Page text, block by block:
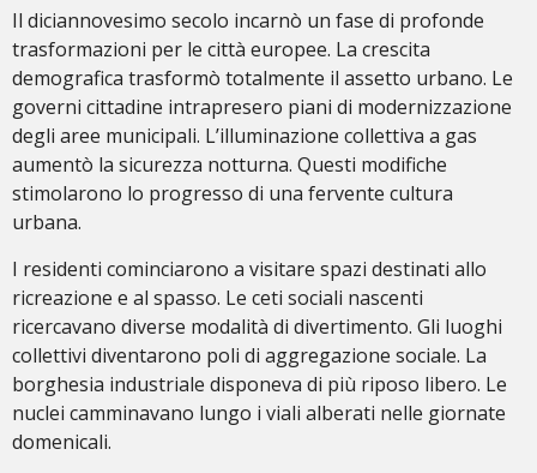
Il diciannovesimo secolo incarnò un fase di profonde
trasformazioni per le città europee. La crescita
demografica trasformò totalmente il assetto urbano. Le
governi cittadine intrapresero piani di modernizzazione
degli aree municipali. L’illuminazione collettiva a gas
aumentò la sicurezza notturna. Questi modifiche
stimolarono lo progresso di una fervente cultura
urbana.
I residenti cominciarono a visitare spazi destinati allo
ricreazione e al spasso. Le ceti sociali nascenti
ricercavano diverse modalità di divertimento. Gli luoghi
collettivi diventarono poli di aggregazione sociale. La
borghesia industriale disponeva di più riposo libero. Le
nuclei camminavano lungo i viali alberati nelle giornate
domenicali.